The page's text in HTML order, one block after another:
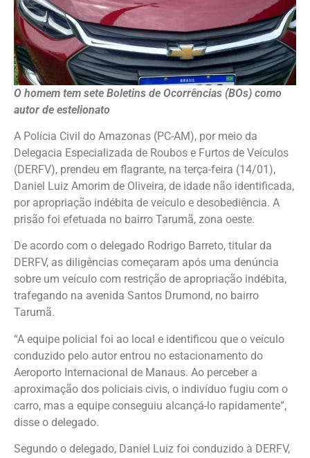
O homem tem sete Boletins de Ocorrências (BOs) como
autor de estelionato
A Polícia Civil do Amazonas (PC-AM), por meio da
Delegacia Especializada de Roubos e Furtos de Veículos
(DERFV), prendeu em flagrante, na terça-feira (14/01),
Daniel Luiz Amorim de Oliveira, de idade não identificada,
por apropriação indébita de veículo e desobediência. A
prisão foi efetuada no bairro Tarumã, zona oeste.
De acordo com o delegado Rodrigo Barreto, titular da
DERFV, as diligências começaram após uma denúncia
sobre um veículo com restrição de apropriação indébita,
trafegando na avenida Santos Drumond, no bairro
Tarumã.
“A equipe policial foi ao local e identificou que o veículo
conduzido pelo autor entrou no estacionamento do
Aeroporto Internacional de Manaus. Ao perceber a
aproximação dos policiais civis, o indivíduo fugiu com o
carro, mas a equipe conseguiu alcançá-lo rapidamente”,
disse o delegado.
Segundo o delegado, Daniel Luiz foi conduzido à DERFV,